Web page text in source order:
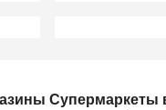
Супермаркеты